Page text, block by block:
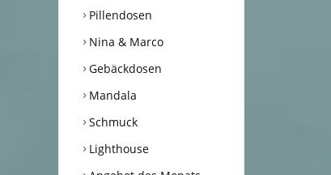
Pillendosen
Nina & Marco
Gebäckdosen
Mandala
Schmuck
Lighthouse